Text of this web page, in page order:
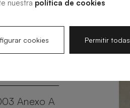
y
en un
Anexo A
nuestra política de cookies
cookies Permitir todas